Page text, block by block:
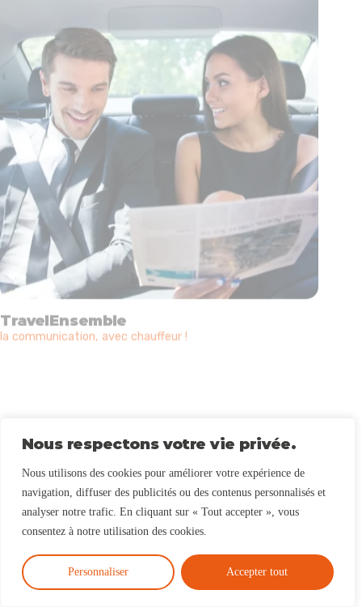
Nous respectons votre vie privée.
Nous utilisons des cookies pour améliorer votre expérience de
navigation, diffuser des publicités ou des contenus personnalisés et
analyser notre trafic. En cliquant sur « Tout accepter », vous
consentez à notre utilisation des cookies.
Personnaliser Accepter tout
TravelEnsemble
la communication, avec chauffeur !